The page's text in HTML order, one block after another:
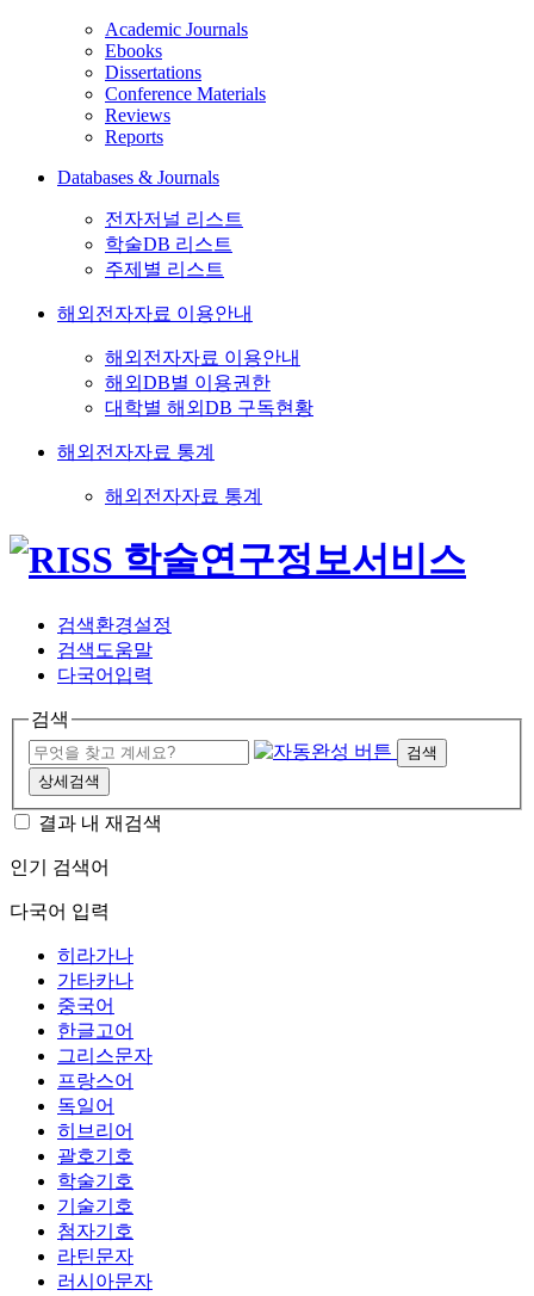
Academic Journals
Ebooks
Dissertations
Conference Materials
Reviews
Reports
Databases & Journals
전자저널 리스트
학술DB 리스트
주제별 리스트
해외전자자료 이용안내
해외전자자료 이용안내
해외DB별 이용권한
대학별 해외DB 구독현황
해외전자자료 통계
해외전자자료 통계
검색환경설정
검색도움말
다국어입력
검색
검색
상세검색
결과 내 재검색
인기 검색어
다국어 입력
히라가나
가타카나
중국어
한글고어
그리스문자
프랑스어
독일어
히브리어
괄호기호
학술기호
기술기호
첨자기호
라틴문자
러시아문자